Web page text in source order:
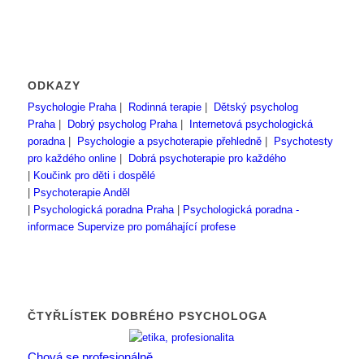
ODKAZY
Psychologie Praha| Rodinná terapie|
Dětský psycholog
Praha| Dobrý psycholog Praha|
Internetová psychologická
poradna| Psychologie a psychoterapie přehledně|
Psychotesty
pro každého online|
Dobrá psychoterapie pro každého
Koučink pro děti i dospělé
Psychoterapie Anděl
Psychologická poradna Praha|
Psychologická poradna -
informace Supervize pro pomáhající profese
ČTYŘLÍSTEK DOBRÉHO PSYCHOLOGA